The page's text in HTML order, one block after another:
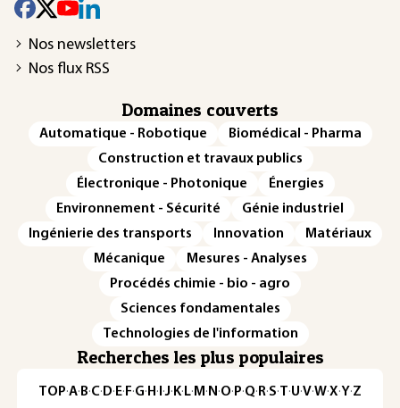
Nos newsletters
Nos flux RSS
Domaines couverts
Automatique - Robotique
Biomédical - Pharma
Construction et travaux publics
Électronique - Photonique
Énergies
Environnement - Sécurité
Génie industriel
Ingénierie des transports
Innovation
Matériaux
Mécanique
Mesures - Analyses
Procédés chimie - bio - agro
Sciences fondamentales
Technologies de l'information
Recherches les plus populaires
TOP·A·B·C· D· E· F·G· H · ·J· K· L· M · N ·O· P·Q· R·S·T·U·V·W·X·Y·Z